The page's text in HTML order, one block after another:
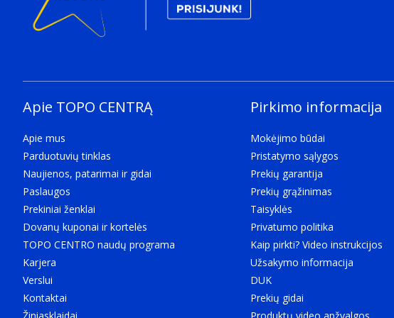
Energijos valdymas
Įėjimo įtampa
Išvesties srovė (5 V)
Išvesties srovė (9 V)
Išvesties srovė (12 V)
2,92 A
Energijos suvartojimas (be apkrovos)
0,12 W
Energijos valdymas
Vidutinis aktyvusis efektyvumas
81,9
Efektyvumas esant mažai apkrovai (10 %)
Kištuko tipas
C tipas
Apie TOPO CENTRĄ
Apie mus
Parduotuvių tinklas
Naujienos, patarimai ir gidai
Paslaugos
Prekiniai ženklai
Dovanų kuponai ir kortelės
TOPO CENTRO naudų programa
Karjera
Verslui
Kontaktai
Pirkimo informacija
Mokėjimo būdai
Pristatymo sąlygos
Prekių garantija
Prekių grąžinimas
Taisyklės
Privatumo politika
Kaip pirkti? Video instrukcijos
Užsakymo informacija
DUK
Prekių gidai